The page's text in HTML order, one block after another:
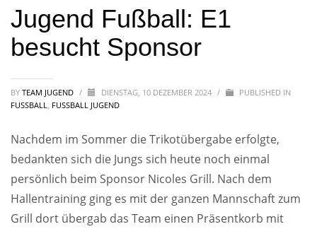
Jugend Fußball: E1
besucht Sponsor
BY TEAM JUGEND / DIENSTAG, 10 DEZEMBER 2024 /
PUBLISHED IN
FUSSBALL
FUSSBALL JUGEND
Nachdem im Sommer die Trikotübergabe erfolgte,
bedankten sich die Jungs sich heute noch einmal
persönlich beim Sponsor Nicoles Grill. Nach dem
Hallentraining ging es mit der ganzen Mannschaft zum
Grill dort übergab das Team einen Präsentkorb mit